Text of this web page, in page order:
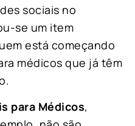
sociais no
se um item
está começando
médicos que já têm
para Médicos,